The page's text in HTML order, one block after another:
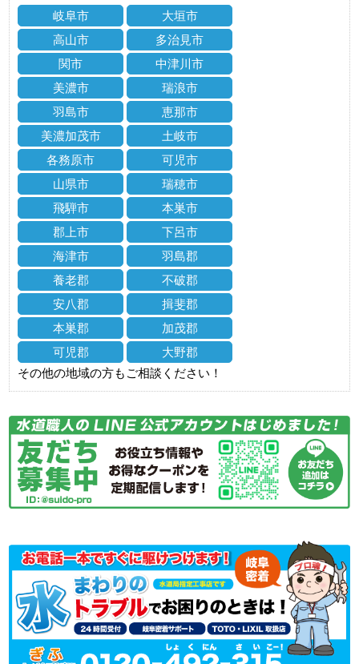
岐阜市
大垣市
高山市
多治見市
関市
中津川市
美濃市
瑞浪市
羽島市
恵那市
美濃加茂市
土岐市
各務原市
可児市
山県市
瑞穂市
飛騨市
本巣市
郡上市
下呂市
海津市
羽島郡
養老郡
不破郡
安八郡
揖斐郡
本巣郡
加茂郡
可児郡
大野郡
その他の地域の方もご相談ください！